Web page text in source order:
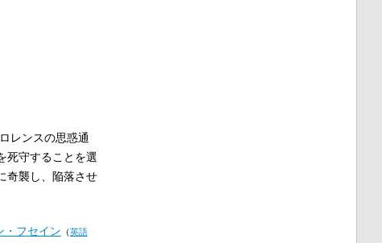
レンスの思惑通
死守することを選
奇襲し、陥落させ
・フセイン （英語